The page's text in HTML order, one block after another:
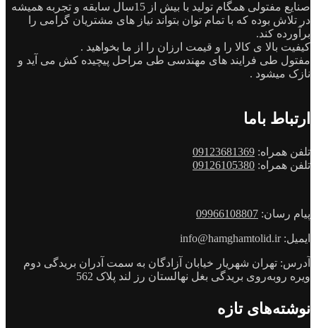
صنایع مفتولی همگام تولید با بیش از 15سال سابقه و تجربه همیشه
در تلاش بوده که با تمام توان بتواند نیاز های مشتریان گرامی را
برآورده کند.
کیفیت بالا ی کالا را و قیمت ارزان را از ما بخواهید .
مفتول طی فرایند های مهندسی طی مراحل پیچیده کش می آید و
نازک میشود .
ارتباط باما
تلفن همراه: 09123681369
تلفن همراه: 09126105380
پیام رسان: 09966108807
ایمیل: info@hamghamtolid.ir
آدرس: تهران شهریار خیابان آزادگان به سمت آدران بریدگی دوم
ویره روبه‌روی بریدگی بغل نهالستان رز لند پلاک 562
نوشته‌های تازه